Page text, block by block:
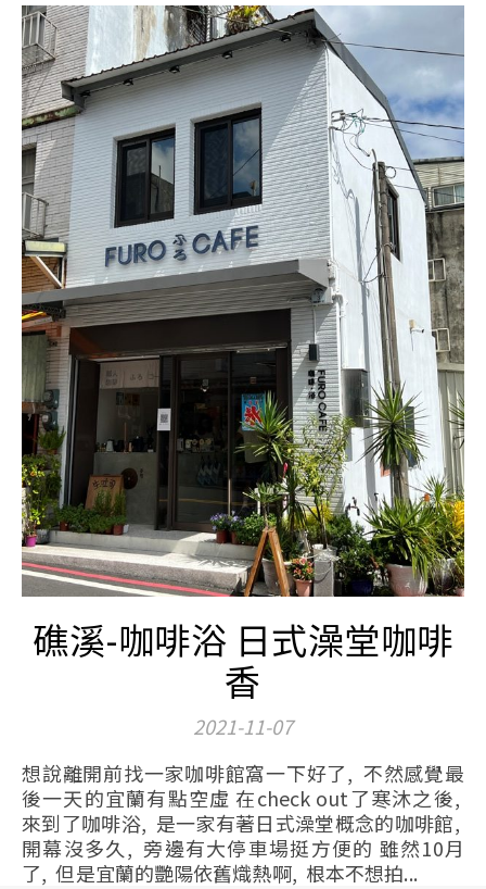
礁溪-咖啡浴 日式澡堂咖啡
香
2021-11-07
想說離開前找一家咖啡館窩一下好了, 不然感覺最
後一天的宜蘭有點空虛 在check out了寒沐之後,
來到了咖啡浴, 是一家有著日式澡堂概念的咖啡館,
開幕沒多久, 旁邊有大停車場挺方便的 雖然10月
了, 但是宜蘭的艷陽依舊熾熱啊, 根本不想拍...